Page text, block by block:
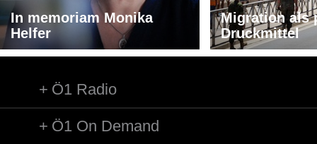
In memoriam Monika
Helfer
Migration als
Druckmittel
Ö1 Radio
Ö1 On Demand